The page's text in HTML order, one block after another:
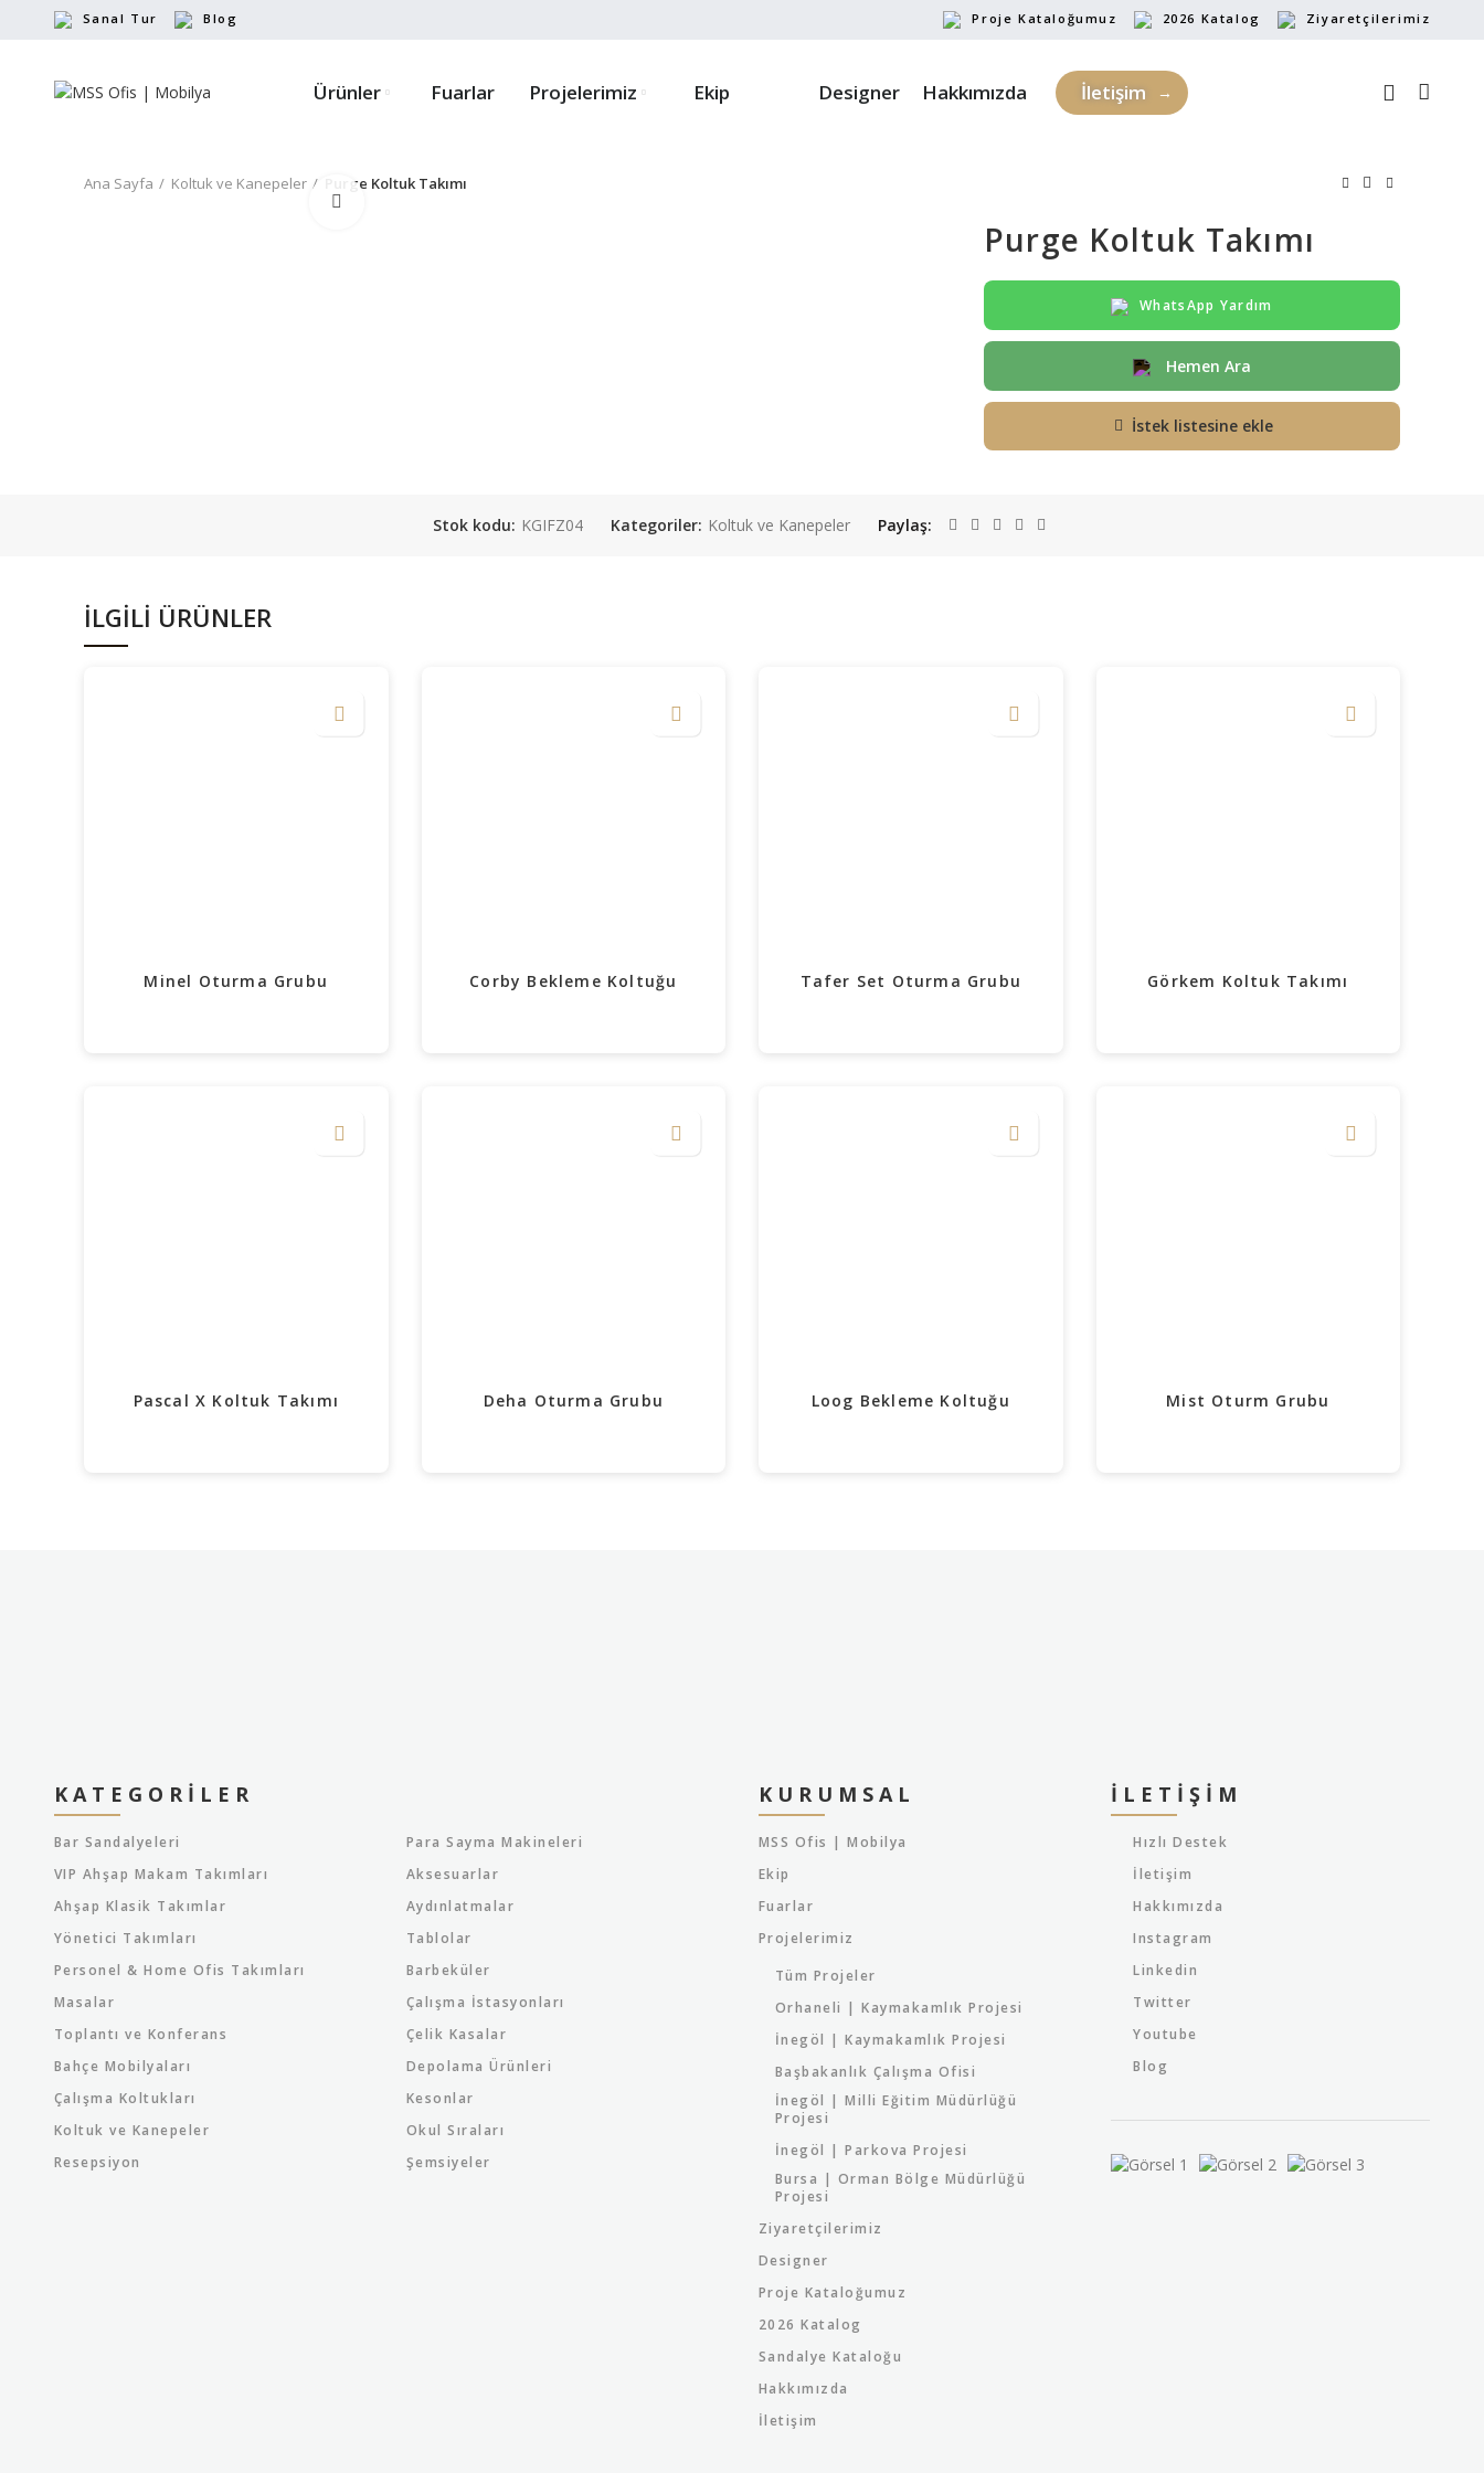
Sanal Tur Blog Proje Kataloğumuz 2026 Katalog Ziyaretçilerimiz
Ürünler Fuarlar Projelerimiz Ekip Designer Hakkımızda İletişim
Ana Sayfa Koltuk ve Kanepeler
Purge Koltuk Takımı
Purge Koltuk Takımı
WhatsApp Yardım
Hemen Ara
İstek listesine ekle
Stok kodu: KGIFZ04 Kategoriler: Koltuk ve Kanepeler Paylaş
İLGILI ÜRÜNLER
Minel Oturma Grubu Corby Bekleme Koltuğu Tafer Set Oturma Grubu Görkem Koltuk Takımı
Pascal X Koltuk Takımı Deha Oturma Grubu Loog Bekleme Koltuğu Mist Oturm Grubu
KATEGORILER
Bar Sandalyeleri
VIP Ahşap Makam Takımları
Ahşap Klasik Takımlar
Yönetici Takımları
Personel & Home Ofis Takımları
Masalar
Toplantı ve Konferans
Bahçe Mobilyaları
Çalışma Koltukları
Koltuk ve Kanepeler
Resepsiyon
Para Sayma Makineleri
Aksesuarlar
Aydınlatmalar
Tablolar
Barbeküler
Çalışma İstasyonları
Çelik Kasalar
Depolama Ürünleri
Kesonlar
Okul Sıraları
Şemsiyeler
KURUMSAL
MSS Ofis | Mobilya
Ekip
Fuarlar
Projelerimiz
Tüm Projeler
Orhaneli | Kaymakamlık Projesi
İnegöl | Kaymakamlık Projesi
Başbakanlık Çalışma Ofisi
İnegöl | Milli Eğitim Müdürlüğü
Projesi
İnegöl | Parkova Projesi
Bursa | Orman Bölge Müdürlüğü
Projesi
Ziyaretçilerimiz
Designer
Proje Kataloğumuz
2026 Katalog
Sandalye Kataloğu
Hakkımızda
İletişim
İLETIŞIM
Hızlı Destek
İletişim
Hakkımızda
Instagram
Linkedin
Twitter
Youtube
Blog